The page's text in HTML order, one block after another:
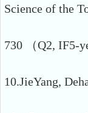
Science of the
730 （Q2, IF5-
10.JieYang,